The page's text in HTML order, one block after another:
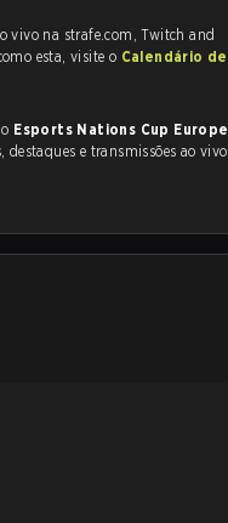
vivo na strafe.com, Twitch and
esta, visite o Calendário de
Esports Nations Cup Europe